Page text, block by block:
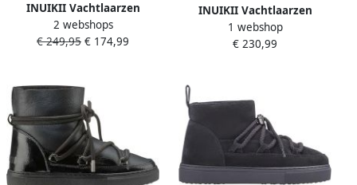
INUIKII Vachtlaarzen
Dames Grape Maat: 37
Materiaal: Lakleer Kleur:
2 webshops
€ 249,95 € 174,99
INUIKII Vachtlaarzen
Dames Full Leather Maat:
36 Materiaal: Leer Kleur:
1 webshop
€ 230,99